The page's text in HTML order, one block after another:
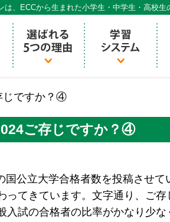
は、ECCから生まれた小学生・中学生・高校
の個別指導ECCベストワン
じですか？④
ご存じですか？④
公立大学合格者数を投稿させて
ってきています。文字通り、ご存
入試の合格者の比率がかなり少